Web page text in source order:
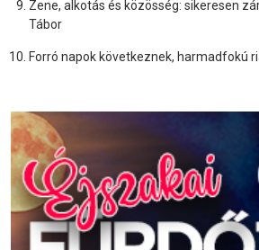
Zene, alkotás és közösség: sikeresen
Tábor
Forró napok következnek, harmadfokú